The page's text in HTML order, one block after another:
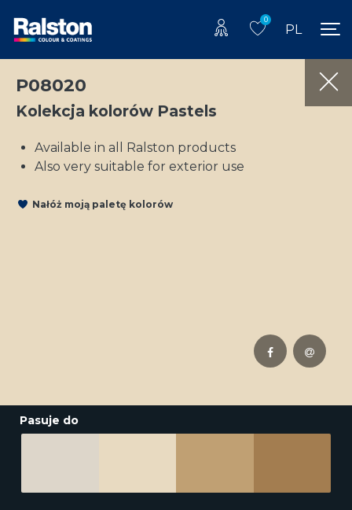
0
PL
P08020
Kolekcja kolorów Pastels
Available in all Ralston products
Also very suitable for exterior use
Nałóż moją paletę kolorów
Pasuje do